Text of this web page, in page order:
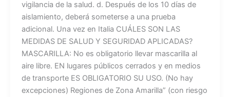
vigilancia de la salud. d. Después de los 10 días de
aislamiento, deberá someterse a una prueba
adicional. Una vez en Italia CUÁLES SON LAS
MEDIDAS DE SALUD Y SEGURIDAD APLICADAS?
MASCARILLA: No es obligatorio llevar mascarilla al
aire libre. EN lugares públicos cerrados y en medios
de transporte ES OBLIGATORIO SU USO. (No hay
excepciones) Regiones de Zona Amarilla” (con riesgo